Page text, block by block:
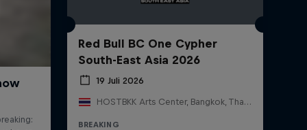
Red Bull BC One Cypher
South-East Asia 2026
19 Juli 2026
HOSTBKK Arts Center, Bangkok, Thailand
BREAKING